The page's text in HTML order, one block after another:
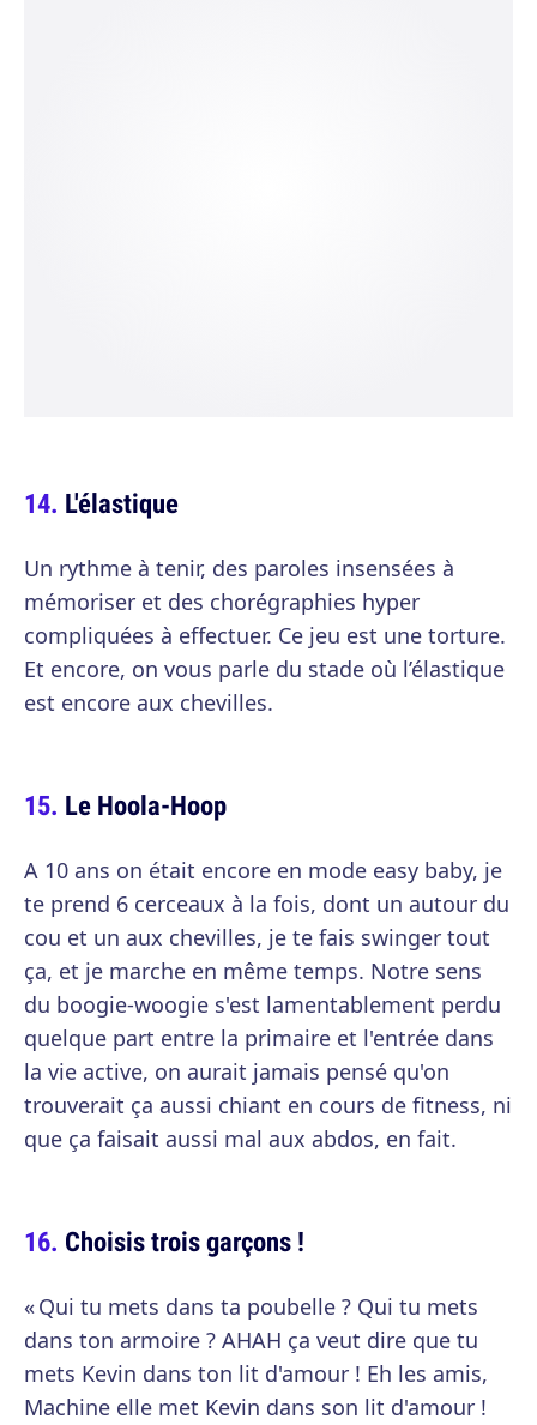
L'élastique
Un rythme à tenir, des paroles insensées à
mémoriser et des chorégraphies hyper
compliquées à effectuer. Ce jeu est une torture.
Et encore, on vous parle du stade où l’élastique
est encore aux chevilles.
Le Hoola-Hoop
A 10 ans on était encore en mode easy baby, je
te prend 6 cerceaux à la fois, dont un autour du
cou et un aux chevilles, je te fais swinger tout
ça, et je marche en même temps. Notre sens
du boogie-woogie s'est lamentablement perdu
quelque part entre la primaire et l'entrée dans
la vie active, on aurait jamais pensé qu'on
trouverait ça aussi chiant en cours de fitness, ni
que ça faisait aussi mal aux abdos, en fait.
Choisis trois garçons !
« Qui tu mets dans ta poubelle ? Qui tu mets
dans ton armoire ? AHAH ça veut dire que tu
mets Kevin dans ton lit d'amour ! Eh les amis,
Machine elle met Kevin dans son lit d'amour !